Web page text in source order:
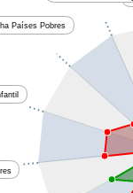
Países Pobres